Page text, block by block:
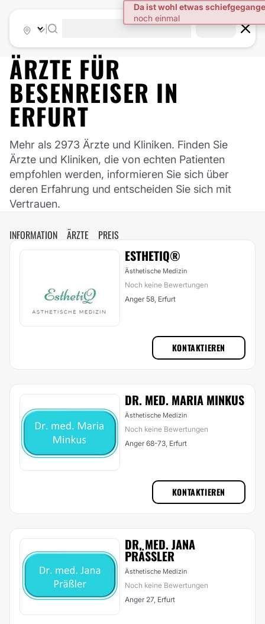
ÄRZTE FÜR
BESENREISER IN
ERFURT
Mehr als 2973 Ärzte und Kliniken. Finden Sie
Ärzte und Kliniken, die von echten Patienten
empfohlen werden, informieren Sie sich über
deren Erfahrung und entscheiden Sie sich mit
Vertrauen.
INFORMATION ÄRZTE PREIS
ESTHETIQ®
Ästhetische Medizin
Noch keine Bewertungen
Anger 58, Erfurt
KONTAKTIEREN
DR. MED. MARIA MINKUS
Ästhetische Medizin
Noch keine Bewertungen
Anger 68-73, Erfurt
KONTAKTIEREN
DR. MED. JANA
PRÄSSLER
Ästhetische Medizin
Noch keine Bewertungen
Anger 27, Erfurt